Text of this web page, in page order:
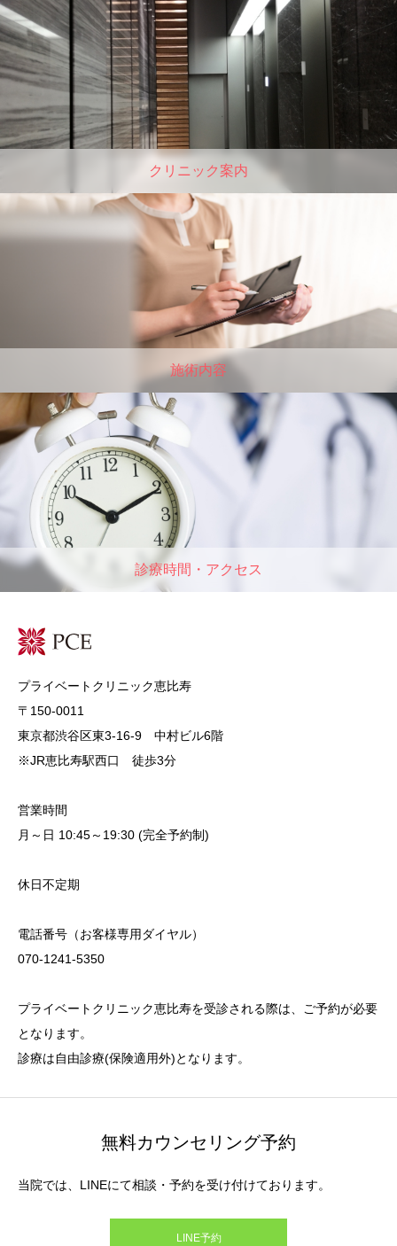
クリニック案内
施術内容
診療時間・アクセス
プライベートクリニック恵比寿
〒150-0011
東京都渋谷区東3-16-9 中村ビル6階
※JR恵比寿駅西口 徒歩3分
営業時間
月～日 10:45～19:30 (完全予約制)
休日不定期
電話番号（お客様専用ダイヤル）
070-1241-5350
プライベートクリニック恵比寿を受診される際は、ご予約が必要
となります。
診療は自由診療(保険適用外)となります。
無料カウンセリング予約
当院では、LINEにて相談・予約を受け付けております。
LINE予約